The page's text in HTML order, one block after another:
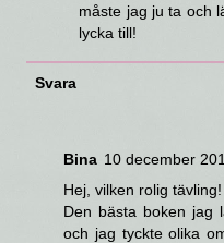
måste jag ju ta och
lycka till!
Svara
Bina 10 december
Hej, vilken rolig tävling!
Den bästa boken jag
och jag tyckte olika